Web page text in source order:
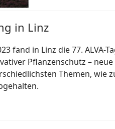
in Linz
fand in Linz die 77.
Pflanzenschutz –
Themen, wie